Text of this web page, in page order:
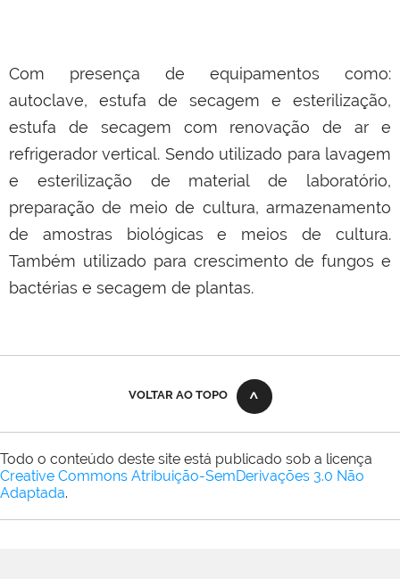
Com presença de equipamentos como:
autoclave, estufa de secagem e esterilização,
estufa de secagem com renovação de ar e
refrigerador vertical. Sendo utilizado para lavagem
e esterilização de material de laboratório,
preparação de meio de cultura, armazenamento
de amostras biológicas e meios de cultura.
Também utilizado para crescimento de fungos e
bactérias e secagem de plantas.
VOLTAR AO TOPO
Todo o conteúdo deste site está publicado sob a licença
Creative Commons Atribuição-SemDerivações 3.0 Não
Adaptada.